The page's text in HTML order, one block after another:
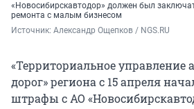
«Новосибирскавтодор» должен был
ремонта с малым бизнесом
Источник: Александр Ощепков / NGS.RU
«Территориальное управление
дорог» региона с 15 апреля
штрафы с АО